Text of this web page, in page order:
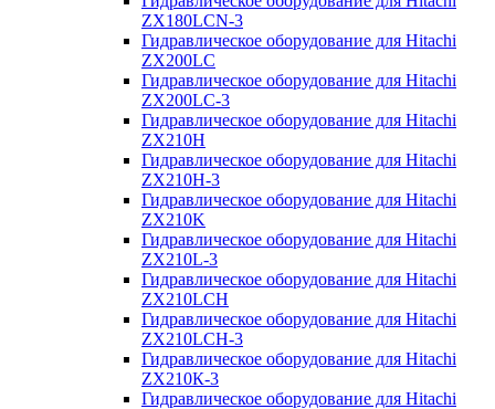
ZX180LCN-3
Гидравлическое оборудование для Hitachi
ZX200LC
Гидравлическое оборудование для Hitachi
ZX200LC-3
Гидравлическое оборудование для Hitachi
ZX210H
Гидравлическое оборудование для Hitachi
ZX210H-3
Гидравлическое оборудование для Hitachi
ZX210K
Гидравлическое оборудование для Hitachi
ZX210L-3
Гидравлическое оборудование для Hitachi
ZX210LCH
Гидравлическое оборудование для Hitachi
ZX210LCH-3
Гидравлическое оборудование для Hitachi
ZX210К-3
Гидравлическое оборудование для Hitachi